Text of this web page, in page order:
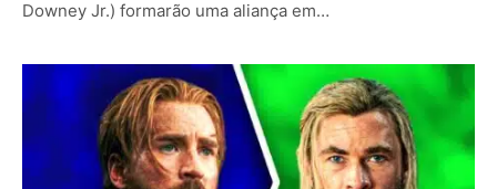
Downey Jr.) formarão uma aliança em…